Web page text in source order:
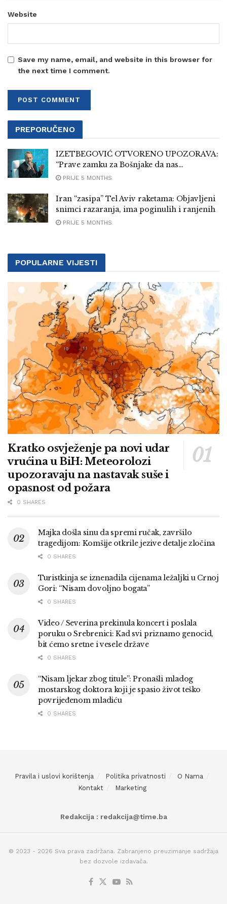
Website
Save my name, email, and website in this browser for
the next time I comment.
PREPORUČENO
IZETBEGOVIĆ OTVORENO UPOZORAVA:
“Prave zamku za Bošnjake da nas…
PRIJE 5 MONTHS
Iran “zasipa” Tel Aviv raketama: Objavljeni
snimci razaranja, ima poginulih i ranjenih
PRIJE 5 MONTHS
POPULARNE VIJESTI
Kratko osvježenje pa novi udar
vrućina u BiH: Meteorolozi
upozoravaju na nastavak suše i
opasnost od požara
0 SHARES
Majka došla sinu da spremi ručak, završilo
tragedijom: Komšije otkrile jezive detalje zločina
0 SHARES
Turistkinja se iznenadila cijenama ležaljki u Crnoj
Gori: “Nisam dovoljno bogata”
0 SHARES
Video / Severina prekinula koncert i poslala
poruku o Srebrenici: Kad svi priznamo genocid,
bit ćemo sretne i vesele države
0 SHARES
“Nisam ljekar zbog titule”: Pronašli mladog
mostarskog doktora koji je spasio život teško
povrijeđenom mladiću
0 SHARES
Pravila i uslovi korištenja Politika privatnosti
O Nama
Kontakt
Marketing
Redakcija : redakcija@time.ba
© 2023 - 2026 Sva prava zadržana. Zabranjeno preuzimanje sadržaja
bez dozvole izdavača.